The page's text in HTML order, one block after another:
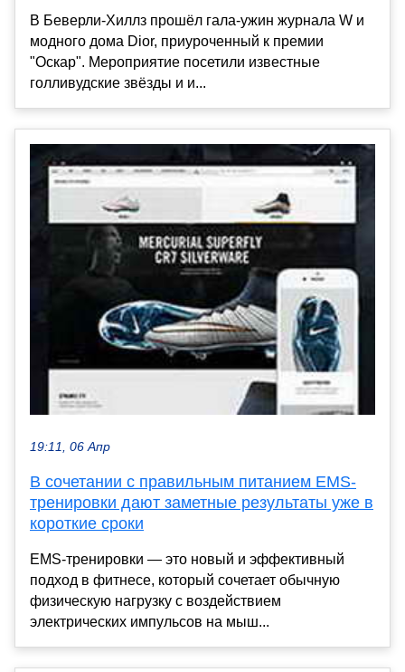
В Беверли-Хиллз прошёл гала-ужин журнала W и
модного дома Dior, приуроченный к премии
"Оскар". Мероприятие посетили известные
голливудские звёзды и и...
19:11, 06 Апр
В сочетании с правильным питанием EMS-
тренировки дают заметные результаты уже в
короткие сроки
EMS-тренировки — это новый и эффективный
подход в фитнесе, который сочетает обычную
физическую нагрузку с воздействием
электрических импульсов на мыш...